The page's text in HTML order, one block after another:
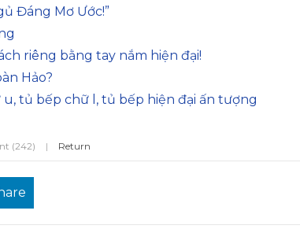
Đáng Mơ Ước!”
riêng bằng tay nắm hiện đại!
Hảo?
tủ bếp chữ l, tủ bếp hiện đại ấn tượng
(242) | Return